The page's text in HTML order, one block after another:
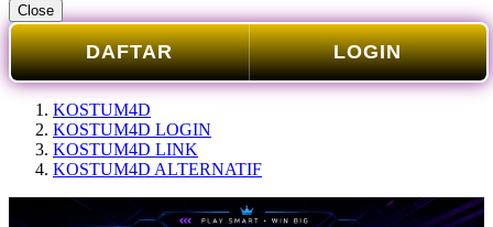
Close
DAFTAR LOGIN
KOSTUM4D
KOSTUM4D LOGIN
KOSTUM4D LINK
KOSTUM4D ALTERNATIF